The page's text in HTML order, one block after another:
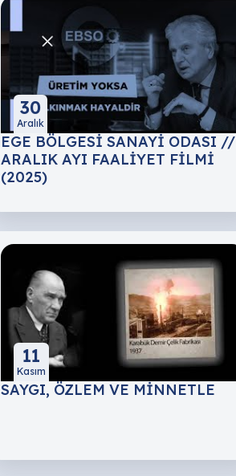
30
Aralık
EGE BÖLGESİ SANAYİ ODASI //
ARALIK AYI FAALİYET FİLMİ
(2025)
11
Kasım
SAYGI, ÖZLEM VE MİNNETLE